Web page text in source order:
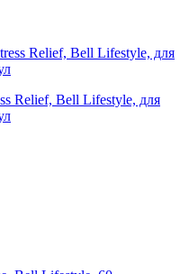
Relief, Bell Lifestyle, для